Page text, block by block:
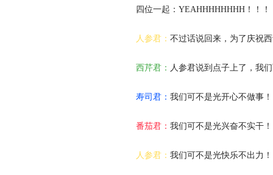
四位一起：YEAHHHHHHHH！！！
人参君： 不过话说回来，为了庆祝
西芹君： 人参君说到点子上了，我
寿司君： 我们可不是光开心不做事！
番茄君： 我们可不是光兴奋不实干！
人参君： 我们可不是光快乐不出力！